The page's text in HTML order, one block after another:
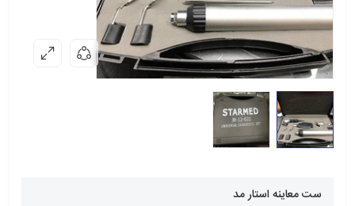
ست معاینه استار مد